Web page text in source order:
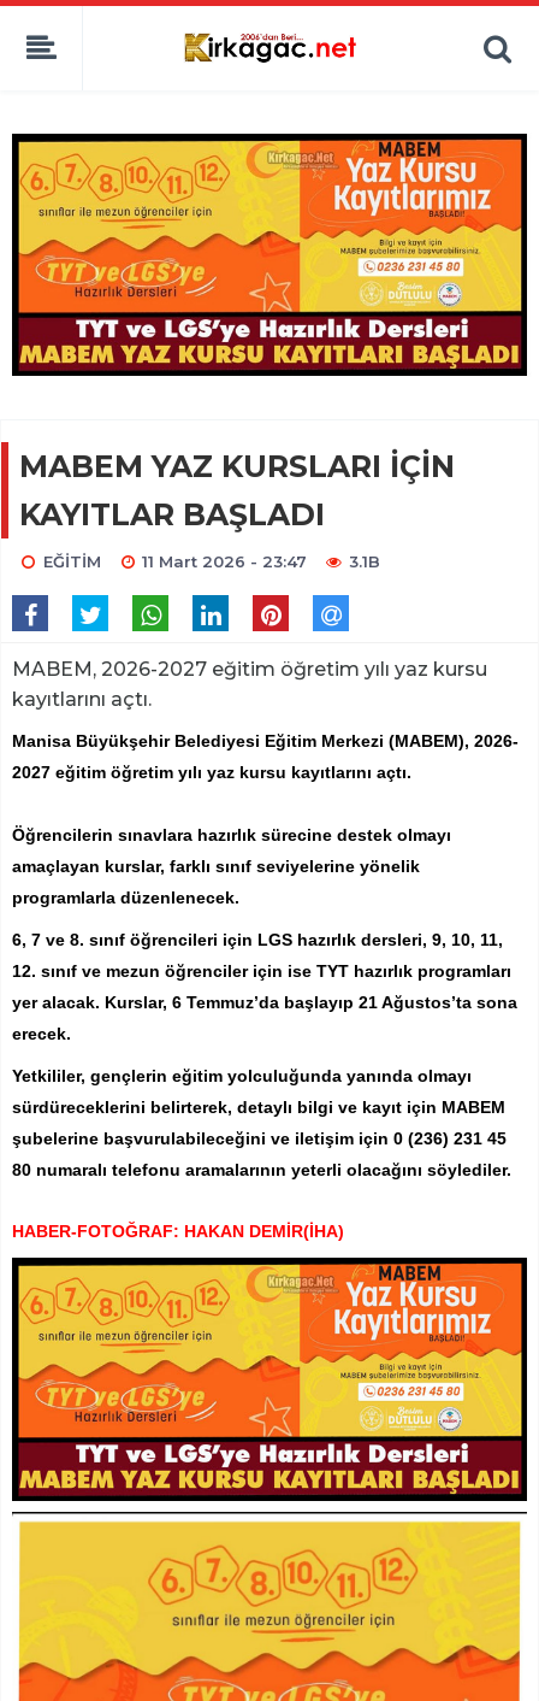
MABEM YAZ KURSLARI İÇİN
KAYITLAR BAŞLADI
EĞİTİM 11 Mart 2026 - 23:47 3.1B
MABEM, 2026-2027 eğitim öğretim yılı yaz kursu
kayıtlarını açtı.
Manisa Büyükşehir Belediyesi Eğitim Merkezi (MABEM), 2026-
2027 eğitim öğretim yılı yaz kursu kayıtlarını açtı.
Öğrencilerin sınavlara hazırlık sürecine destek olmayı
amaçlayan kurslar, farklı sınıf seviyelerine yönelik
programlarla düzenlenecek.
6, 7 ve 8. sınıf öğrencileri için LGS hazırlık dersleri, 9, 10, 11,
12. sınıf ve mezun öğrenciler için ise TYT hazırlık programları
yer alacak. Kurslar, 6 Temmuz’da başlayıp 21 Ağustos’ta sona
erecek.
Yetkililer, gençlerin eğitim yolculuğunda yanında olmayı
sürdüreceklerini belirterek, detaylı bilgi ve kayıt için MABEM
şubelerine başvurulabileceğini ve iletişim için 0 (236) 231 45
80 numaralı telefonu aramalarının yeterli olacağını söylediler.
HABER-FOTOĞRAF: HAKAN DEMİR(İHA)